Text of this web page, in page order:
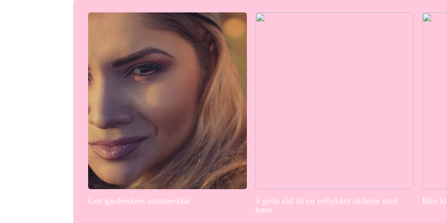
Gør garderoben sommerklar
3 gode råd til en vellykket skiferie med
børn
Bliv